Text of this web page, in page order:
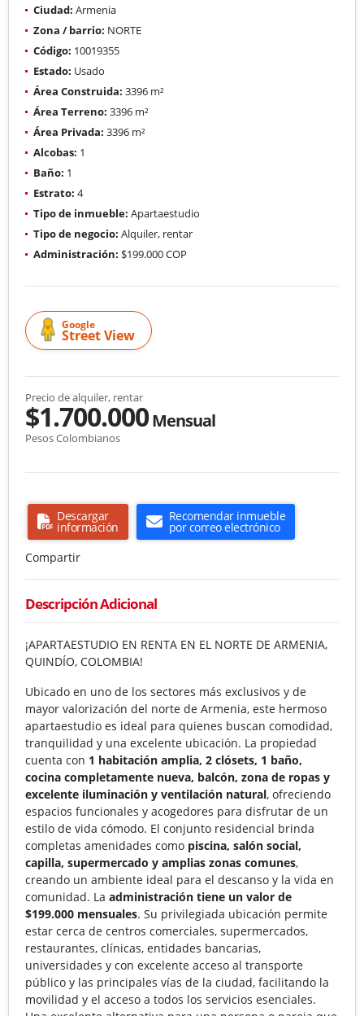
Ciudad: Armenia
Zona / barrio: NORTE
Código: 10019355
Estado: Usado
Área Construida: 3396 m²
Área Terreno: 3396 m²
Área Privada: 3396 m²
Alcobas: 1
Baño: 1
Estrato: 4
Tipo de inmueble: Apartaestudio
Tipo de negocio: Alquiler, rentar
Administración: $199.000 COP
Google
Street View
Precio de alquiler, rentar
$1.700.000Mensual
Pesos Colombianos
Descargar
información
Recomendar inmueble
por correo electrónico
Compartir
Descripción Adicional
¡APARTAESTUDIO EN RENTA EN EL NORTE DE ARMENIA,
QUINDÍO, COLOMBIA!
Ubicado en uno de los sectores más exclusivos y de
mayor valorización del norte de Armenia, este hermoso
apartaestudio es ideal para quienes buscan comodidad,
tranquilidad y una excelente ubicación. La propiedad
cuenta con 1 habitación amplia, 2 clósets, 1 baño,
cocina completamente nueva, balcón, zona de ropas y
excelente iluminación y ventilación natural, ofreciendo
espacios funcionales y acogedores para disfrutar de un
estilo de vida cómodo. El conjunto residencial brinda
completas amenidades como piscina, salón social,
capilla, supermercado y amplias zonas comunes,
creando un ambiente ideal para el descanso y la vida en
comunidad. La administración tiene un valor de
$199.000 mensuales. Su privilegiada ubicación permite
estar cerca de centros comerciales, supermercados,
restaurantes, clínicas, entidades bancarias,
universidades y con excelente acceso al transporte
público y las principales vías de la ciudad, facilitando la
movilidad y el acceso a todos los servicios esenciales.